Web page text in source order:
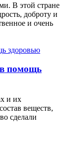
В этой стране
доброту и
и очень
помощь
и их
веществ,
сделали